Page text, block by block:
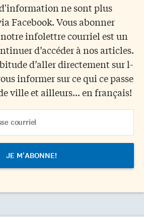
ne sont plus
Facebook. Vous abonner
infolettre courriel est un
d’accéder à nos articles.
d’aller directement sur l-
informer sur ce qui ce passe
ville et ailleurs... en français!